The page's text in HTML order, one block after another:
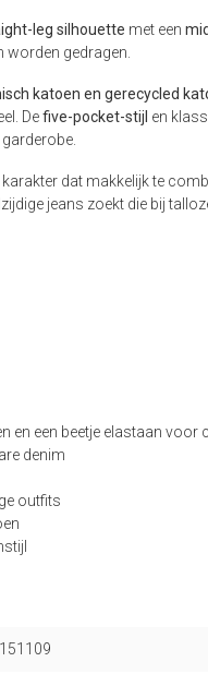
leg silhouette met een
gedragen.
katoen en gerecycled
Defive-pocket-stijl en
dat makkelijk te
jeans zoekt die bij
en een beetje elastaan voor
denim
outfits